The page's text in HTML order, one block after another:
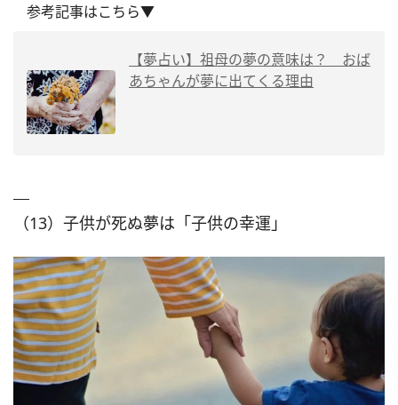
参考記事はこちら▼
【夢占い】祖母の夢の意味は？ おば
あちゃんが夢に出てくる理由
（13）子供が死ぬ夢は「子供の幸運」